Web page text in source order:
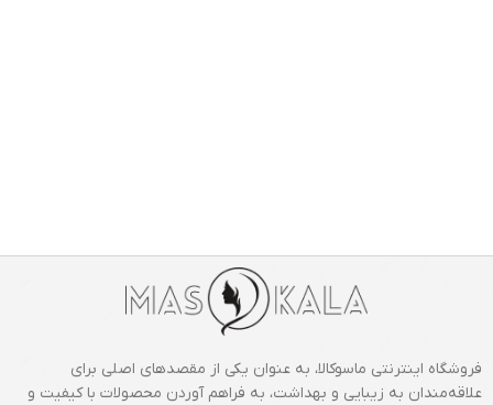
فروشگاه اینترنتی ماسوکالا، به عنوان یکی از مقصدهای اصلی برای
علاقه‌مندان به زیبایی و بهداشت، به فراهم آوردن محصولات با کیفیت و